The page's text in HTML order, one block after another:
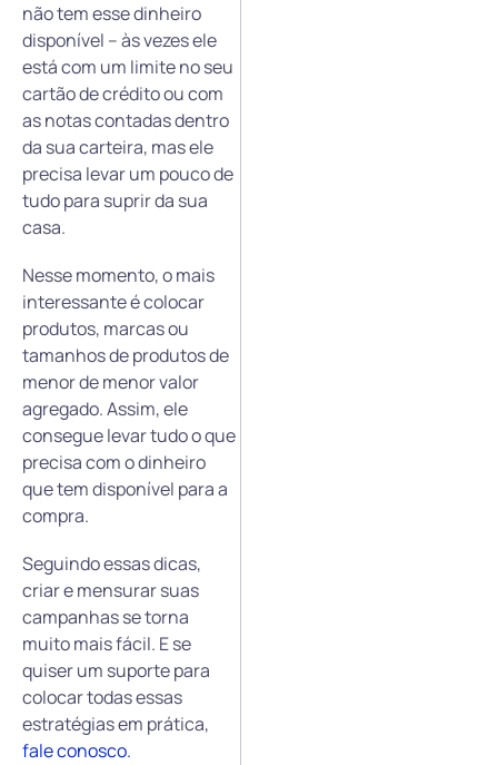
não tem esse dinheiro
disponível – às vezes ele
está com um limite no seu
cartão de crédito ou com
as notas contadas dentro
da sua carteira, mas ele
precisa levar um pouco de
tudo para suprir da sua
casa.
Nesse momento, o mais
interessante é colocar
produtos, marcas ou
tamanhos de produtos de
menor de menor valor
agregado. Assim, ele
consegue levar tudo o que
precisa com o dinheiro
que tem disponível para a
compra.
Seguindo essas dicas,
criar e mensurar suas
campanhas se torna
muito mais fácil. E se
quiser um suporte para
colocar todas essas
estratégias em prática,
fale conosco.